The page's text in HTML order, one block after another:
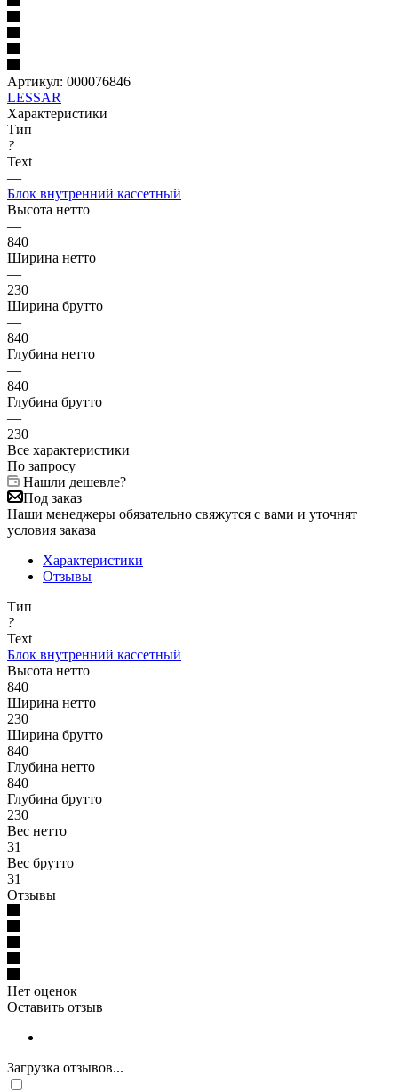
Артикул: 000076846
LESSAR
Характеристики
Тип
?
Text
—
Блок внутренний кассетный
Высота нетто
—
840
Ширина нетто
—
230
Ширина брутто
—
840
Глубина нетто
—
840
Глубина брутто
—
230
Все характеристики
По запросу
Нашли дешевле?
Под заказ
Наши менеджеры обязательно свяжутся с вами и уточнят
условия заказа
Характеристики
Отзывы
Тип
?
Text
Блок внутренний кассетный
Высота нетто
840
Ширина нетто
230
Ширина брутто
840
Глубина нетто
840
Глубина брутто
230
Вес нетто
31
Вес брутто
31
Отзывы
Нет оценок
Оставить отзыв
Загрузка отзывов...